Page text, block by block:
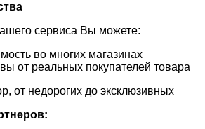
сервиса Вы можете:
во многих магазинах
от реальных покупателей товара
от недорогих до эксклюзивных